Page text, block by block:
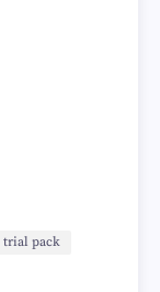
trial pack